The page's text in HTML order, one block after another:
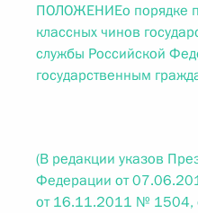
ПОЛОЖЕНИЕо порядке
классных чинов
службы Российской
государственным
(В редакции указов
Федерации от
от 16.11.2011 №